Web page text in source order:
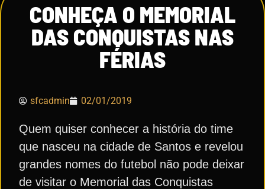
CONHEÇA O MEMORIAL
DAS CONQUISTAS NAS
FÉRIAS
sfcadmin 02/01/2019
Quem quiser conhecer a história do time
que nasceu na cidade de Santos e revelou
grandes nomes do futebol não pode deixar
de visitar o Memorial das Conquistas